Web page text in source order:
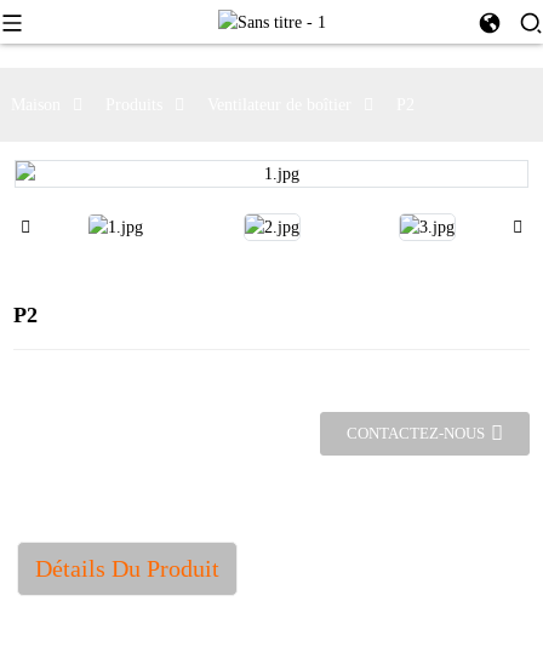
P2
CONTACTEZ-NOUS
Détails Du Produit